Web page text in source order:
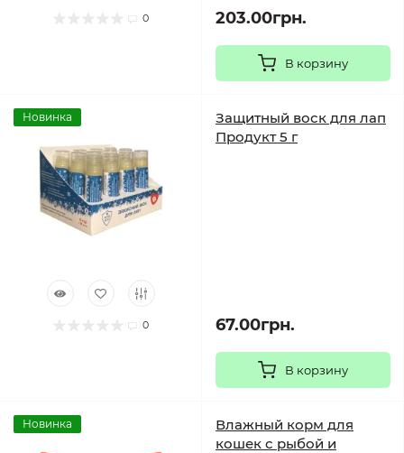
0 203.00грн.
В корзину
Новинка
0
Защитный воск для лап
Продукт 5 г
67.00грн.
В корзину
Новинка
Влажный корм для
кошек с рыбой и